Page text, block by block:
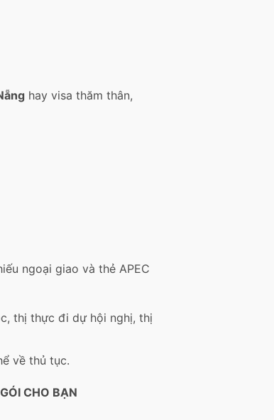
hay visa thăm thân,
ngoại giao và thẻ APEC
thị thực đi dự hội nghị, thị
về thủ tục.
CHO BẠN